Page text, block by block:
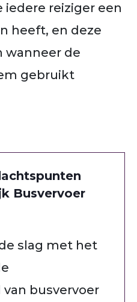
reiziger een
heeft, en deze
wanneer de
gebruikt
Busvervoer
slag met het
busvervoer